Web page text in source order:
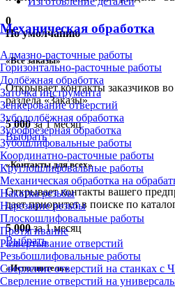
Механическая обработка
Алмазно-расточные работы
Горизонтально-расточные работы
Долбёжная обработка
Заточка инструмента
Зенкерование отверстий
Зубодолбёжная обработка
Зубофрезерная обработка
Зубошлифовальные работы
Координатно-расточные работы
Круглошлифовальные работы
Механическая обработка на
Накатка резьбы
Нарезание резьбы
Плоскошлифовальные работы
Протягивание
Развертывание отверстий
Резьбошлифовальные работы
Сверление отверстий на станках с
Сверление отверстий на
0
По умолчанию
«Все заказы»
Открывает контакты заказчиков
раздела «Заказы»
5 000 за 1 месяц
Выбрать
«Контакты для всех»
Открывает контакты вашего
дает приоритет в поиске по
5 000 за 1 месяц
Выбрать
«Исполнитель»